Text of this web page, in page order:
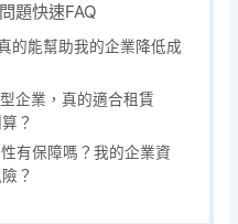
題快速FAQ
的能幫助我的企業降低成
企業，真的適合租賃
？
有保障嗎？我的企業資
？